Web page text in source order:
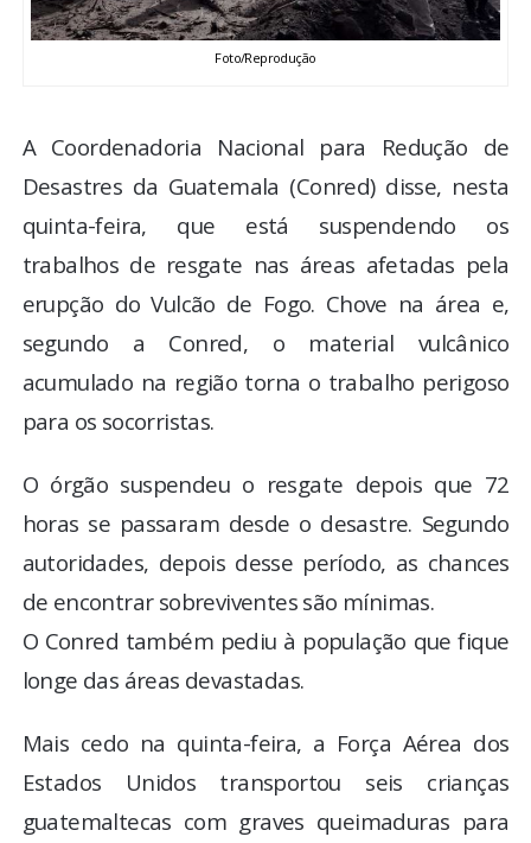
TV LPB
COLUNISTAS
Foto/Reprodução
A Coordenadoria Nacional para Redução de
Desastres da Guatemala (Conred) disse, nesta
quinta-feira, que está suspendendo os
trabalhos de resgate nas áreas afetadas pela
erupção do Vulcão de Fogo. Chove na área e,
segundo a Conred, o material vulcânico
acumulado na região torna o trabalho perigoso
para os socorristas.
O órgão suspendeu o resgate depois que 72
horas se passaram desde o desastre. Segundo
autoridades, depois desse período, as chances
de encontrar sobreviventes são mínimas.
O Conred também pediu à população que fique
longe das áreas devastadas.
Mais cedo na quinta-feira, a Força Aérea dos
Estados Unidos transportou seis crianças
guatemaltecas com graves queimaduras para